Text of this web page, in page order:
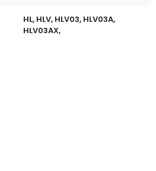
HL, HLV, HLV03, HLV03A,
HLV03AX,